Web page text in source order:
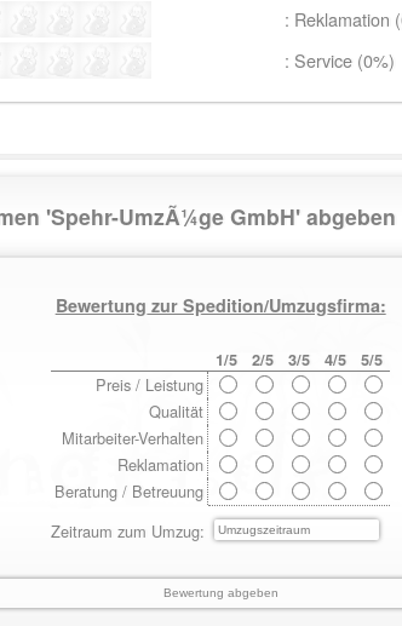
: Reklamation
: Service (0%)
'Spehr-UmzÃ¼ge GmbH' abgeben
Bewertung zur Spedition/Umzugsfirma:
1/5 2/5 3/5 4/5 5/5
Zeitraum zum Umzug:
Preis / Leistung
Qualität
Mitarbeiter-Verhalten
Reklamation
Beratung / Betreuung